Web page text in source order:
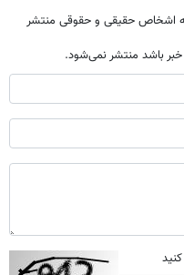
اشخاص حقیقی و حقوقی منتشر
خبر باشد منتشر نمی‌شود.